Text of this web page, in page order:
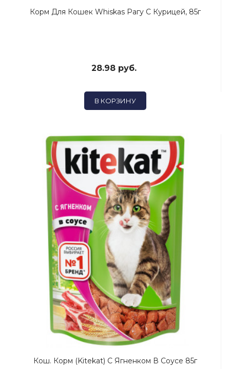
Корм Для Кошек Whiskas Рагу С Курицей, 85г
28.98 руб.
В КОРЗИНУ
Кош. Корм (Kitekat) C Ягненком В Соусе 85г